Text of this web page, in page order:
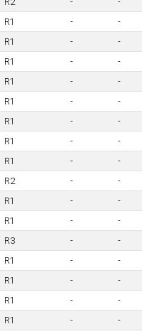
R1 - -
R1 - -
R1 - -
R1 - -
R1 - -
R1 - -
R1 - -
R1 - -
R2 - -
R1 - -
R1 - -
R3 - -
R1 - -
R1 - -
R1 - -
R1 - -